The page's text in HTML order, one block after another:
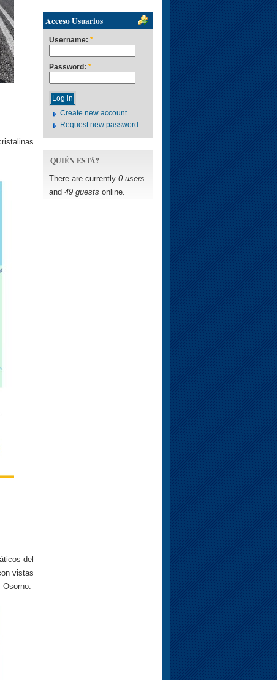
del
vistas
Acceso Usuarios
Username: *
Password: *
Create new account
Request new password
QUIÉN ESTÁ?
There are currently 0 users
and 49 guests online.